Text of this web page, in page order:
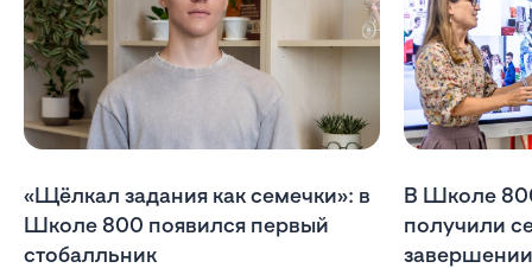
«Щёлкал задания как семечки»: в
Школе 800 появился первый
стобалльник
В Школе
получили